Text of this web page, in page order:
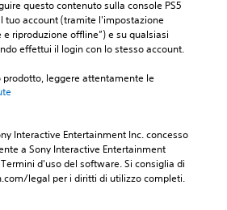
questo contenuto sulla console PS5
tuo account (tramite l'impostazione
e riproduzione offline”) e su qualsiasi
effettui il login con lo stesso account.
prodotto, leggere attentamente le
Interactive Entertainment Inc. concesso
a Sony Interactive Entertainment
d'uso del software. Si consiglia di
legal per i diritti di utilizzo completi.